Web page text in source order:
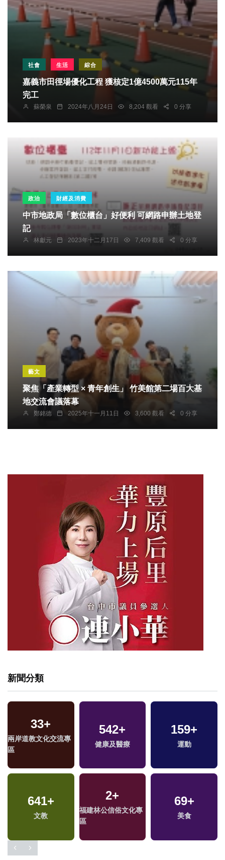
社會 生活 綜合
嘉義市田徑場優化工程 獲核定1億4500萬元115年
完工
蘇榮泉 2024年八月24日 8,204 觀看 0 分享
政治 財經及消費
中市地政局「數位櫃台」好便利 可網路申辦土地登
記
林獻元 2023年十二月17日 7,409 觀看 0 分享
藝文
聚焦「產業轉型 × 青年創生」 竹美館第二場百大基
地交流會議落幕
鄭銘德 2025年十一月11日 3,600 觀看 0 分享
新聞分類
33+
兩岸道教文化交流專
區
542+
健康及醫療
159+
運動
641+
文教
2+
福建林公信俗文化專
區
69+
美食